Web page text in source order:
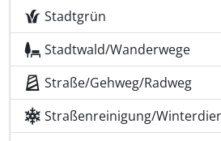
Stadtgrün
Stadtwald/Wanderwege
Straße/Gehweg/Radweg
Straßenreinigung/